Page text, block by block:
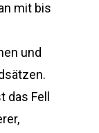
mit bis
und
Fell